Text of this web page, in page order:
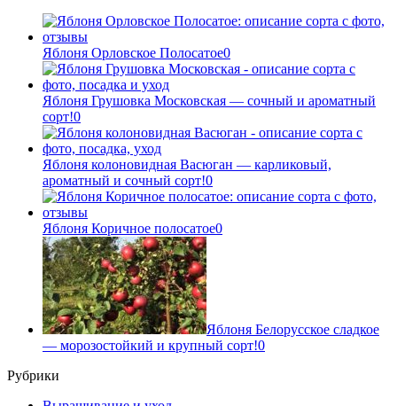
Яблоня Орловское Полосатое0
Яблоня Грушовка Московская — сочный и ароматный
сорт!0
Яблоня колоновидная Васюган — карликовый,
ароматный и сочный сорт!0
Яблоня Коричное полосатое0
Яблоня Белорусское сладкое
— морозостойкий и крупный сорт!0
Рубрики